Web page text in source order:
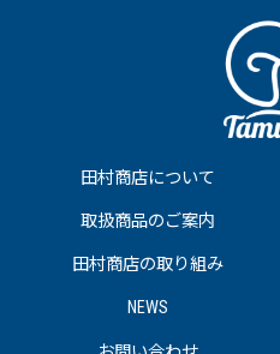
田村商店について
取扱商品のご案内
田村商店の取り組み
NEWS